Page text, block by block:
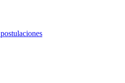
postulaciones